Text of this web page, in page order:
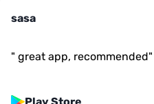
sasa
" great app, recommended"